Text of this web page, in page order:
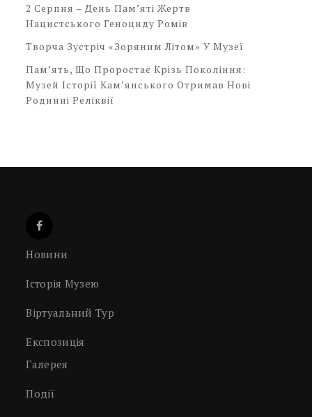
2 Серпня – День Пам’яті Жертв
Нацистського Геноциду Ромів
Творча Зустріч «Зоряним Літом» У Музеї
Пам’ять, Що Проростає Крізь Покоління:
Музей Історії Кам’янського Отримав Нові
Родинні Реліквії
Новини
Історія Музею
Віртуальний Тур
Експозиція
Галерея
Події